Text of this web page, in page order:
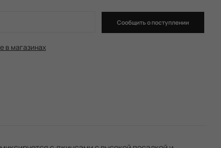
Сообщить о поступлении
в магазинах